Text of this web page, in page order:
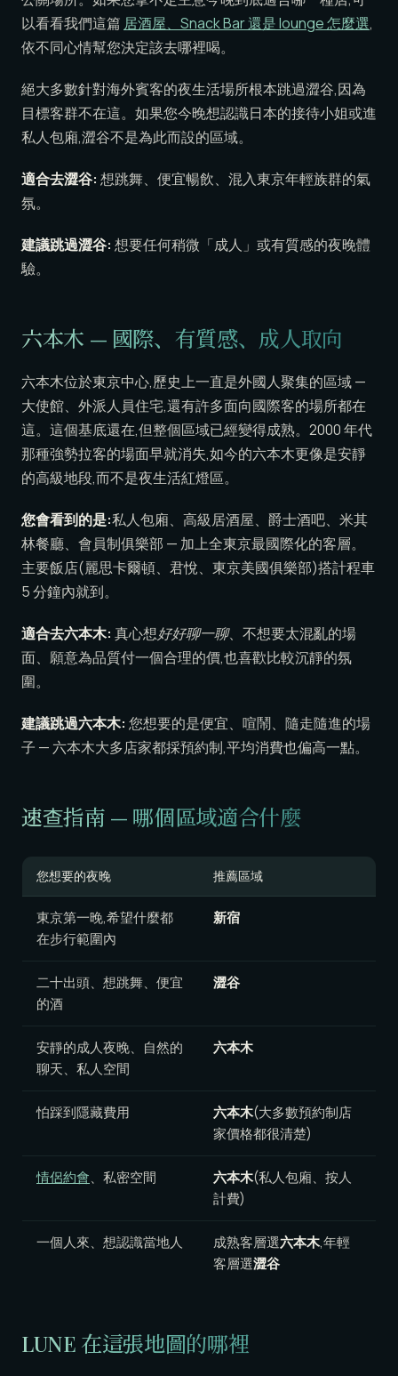
以看看我們這篇 居酒屋、Snack Bar 還是 lounge 怎麼選,
依不同心情幫您決定該去哪裡喝。
絕大多數針對海外賓客的夜生活場所根本跳過澀谷,因為
目標客群不在這。如果您今晚想認識日本的接待小姐或進
私人包廂,澀谷不是為此而設的區域。
適合去澀谷: 想跳舞、便宜暢飲、混入東京年輕族群的氣
氛。
建議跳過澀谷: 想要任何稍微「成人」或有質感的夜晚體
驗。
六本木 — 國際、有質感、成人取向
六本木位於東京中心,歷史上一直是外國人聚集的區域 —
大使館、外派人員住宅,還有許多面向國際客的場所都在
這。這個基底還在,但整個區域已經變得成熟。2000 年代
那種強勢拉客的場面早就消失,如今的六本木更像是安靜
的高級地段,而不是夜生活紅燈區。
您會看到的是:私人包廂、高級居酒屋、爵士酒吧、米其
林餐廳、會員制俱樂部 — 加上全東京最國際化的客層。
主要飯店(麗思卡爾頓、君悅、東京美國俱樂部)搭計程車
5 分鐘內就到。
適合去六本木: 真心想好好聊一聊、不想要太混亂的場
面、願意為品質付一個合理的價,也喜歡比較沉靜的氛
圍。
建議跳過六本木: 您想要的是便宜、喧鬧、隨走隨進的場
子 — 六本木大多店家都採預約制,平均消費也偏高一點。
速查指南 — 哪個區域適合什麼
您想要的夜晚 推薦區域
東京第一晚,希望什麼都
在步行範圍內
新宿
二十出頭、想跳舞、便宜
的酒
澀谷
安靜的成人夜晚、自然的
聊天、私人空間
六本木
怕踩到隱藏費用 六本木(大多數預約制店
家價格都很清楚)
情侶約會、私密空間 六本木(私人包廂、按人
計費)
一個人來、想認識當地人 成熟客層選六本木,年輕
客層選澀谷
LUNE 在這張地圖的哪裡